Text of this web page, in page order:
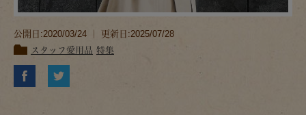
公開日:2020/03/24 ｜ 更新日:2025/07/28
スタッフ愛用品 特集